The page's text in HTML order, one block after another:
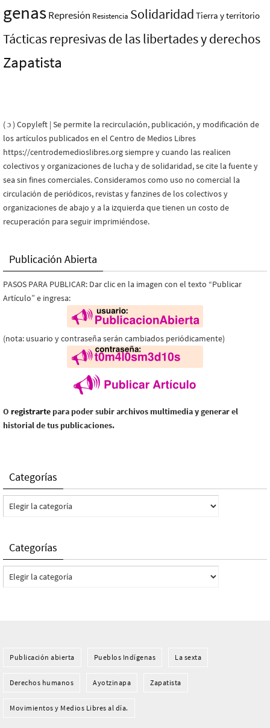
genasRepresión Resistencia Solidaridad Tierra y territorio
Tácticas represivas de las libertades y derechos
Zapatista
( ɔ ) Copyleft | Se permite la recirculación, publicación, y modificación de
los artículos publicados en el Centro de Medios Libres
https://centrodemedioslibres.org siempre y cuando las realicen
colectivos y organizaciones de lucha y de solidaridad, se cite la fuente y
sea sin fines comerciales. Consideramos como uso no comercial la
circulación de periódicos, revistas y fanzines de los colectivos y
organizaciones de abajo y a la izquierda que tienen un costo de
recuperación para seguir imprimiéndose.
Publicación Abierta
PASOS PARA PUBLICAR: Dar clic en la imagen con el texto “Publicar
Artículo” e ingresa:
(nota: usuario y contraseña serán cambiados periódicamente)
O registrarte para poder subir archivos multimedia y generar el
historial de tus publicaciones.
Categorías
Categorías
Categorías
Categorías
Publicación abierta Pueblos Indí­genas La sexta
Derechos humanos Ayotzinapa Zapatista
Movimientos y Medios Libres al día.